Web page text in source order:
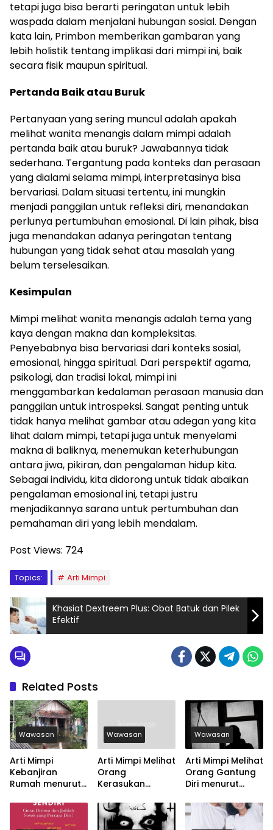
tetapi juga bisa berarti peringatan untuk lebih
waspada dalam menjalani hubungan sosial. Dengan
kata lain, Primbon memberikan gambaran yang
lebih holistik tentang implikasi dari mimpi ini, baik
secara fisik maupun spiritual.
Pertanda Baik atau Buruk
Pertanyaan yang sering muncul adalah apakah
melihat wanita menangis dalam mimpi adalah
pertanda baik atau buruk? Jawabannya tidak
sederhana. Tergantung pada konteks dan perasaan
yang dialami selama mimpi, interpretasinya bisa
bervariasi. Dalam situasi tertentu, ini mungkin
menjadi panggilan untuk refleksi diri, menandakan
perlunya pertumbuhan emosional. Di lain pihak, bisa
juga menandakan adanya peringatan tentang
hubungan yang tidak sehat atau masalah yang
belum terselesaikan.
Kesimpulan
Mimpi melihat wanita menangis adalah tema yang
kaya dengan makna dan kompleksitas.
Penyebabnya bisa bervariasi dari konteks sosial,
emosional, hingga spiritual. Dari perspektif agama,
psikologi, dan tradisi lokal, mimpi ini
menggambarkan kedalaman perasaan manusia dan
panggilan untuk introspeksi. Sangat penting untuk
tidak hanya melihat gambar atau adegan yang kita
lihat dalam mimpi, tetapi juga untuk menyelami
makna di baliknya, menemukan keterhubungan
antara jiwa, pikiran, dan pengalaman hidup kita.
Sebagai individu, kita didorong untuk tidak abaikan
pengalaman emosional ini, tetapi justru
menjadikannya sarana untuk pertumbuhan dan
pemahaman diri yang lebih mendalam.
Post Views: 724
Topics: Arti Mimpi
Khasiat Dextreem Plus: Obat Batuk dan Pilek
Efektif
Related Posts
Wawasan
Arti Mimpi
Kebanjiran
Rumah menurut
dan Primbon
Jawa
Wawasan
Arti Mimpi Melihat
Orang
Kerasukan
Psikologi dan
Primbon Jawa
Wawasan
Arti Mimpi Melihat
Orang Gantung
Diri menurut
dan Primbon
Jawa